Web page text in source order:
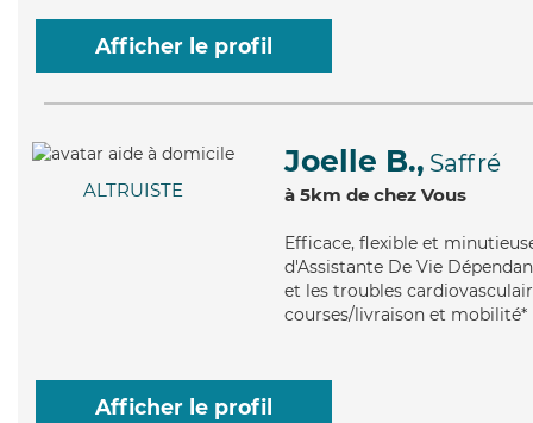
Afficher le profil
ALTRUISTE
Joelle B., Saffré
à 5km de chez Vous
Efficace, flexible et
d'Assistante De Vie
et les troubles
courses/livraison et mobilité*
Afficher le profil